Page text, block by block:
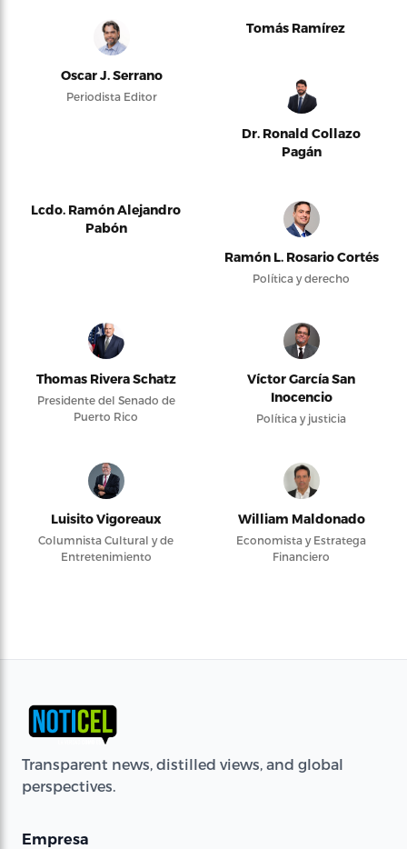
Oscar J. Serrano
Periodista Editor
Tomás Ramírez
Dr. Ronald Collazo
Pagán
Lcdo. Ramón Alejandro
Pabón
Ramón L. Rosario Cortés
Política y derecho
Thomas Rivera Schatz
Presidente del Senado de
Puerto Rico
Víctor García San
Inocencio
Política y justicia
Luisito Vigoreaux
Columnista Cultural y de
Entretenimiento
William Maldonado
Economista y Estratega
Financiero
Transparent news, distilled views, and global
perspectives.
Empresa